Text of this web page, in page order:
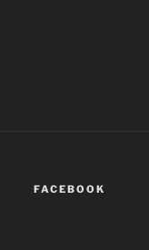
FACEBOOK